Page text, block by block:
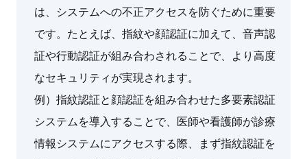
は、システムへの不正アクセスを防ぐために重要
です。たとえば、指紋や顔認証に加えて、音声認
証や行動認証が組み合わされることで、より高度
なセキュリティが実現されます。
例）指紋認証と顔認証を組み合わせた多要素認証
システムを導入することで、医師や看護師が診療
情報システムにアクセスする際、まず指紋認証を